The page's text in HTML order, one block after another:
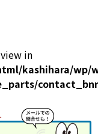
in
kashihara/wp/